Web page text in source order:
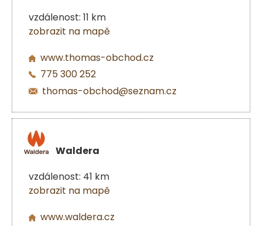
vzdálenost: 11 km
zobrazit na mapě
www.thomas-obchod.cz
775 300 252
thomas-obchod@seznam.cz
Waldera
vzdálenost: 41 km
zobrazit na mapě
www.waldera.cz